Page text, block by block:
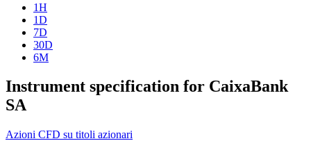
1H
1D
7D
30D
6M
Instrument specification for CaixaBank
SA
Azioni CFD su titoli azionari